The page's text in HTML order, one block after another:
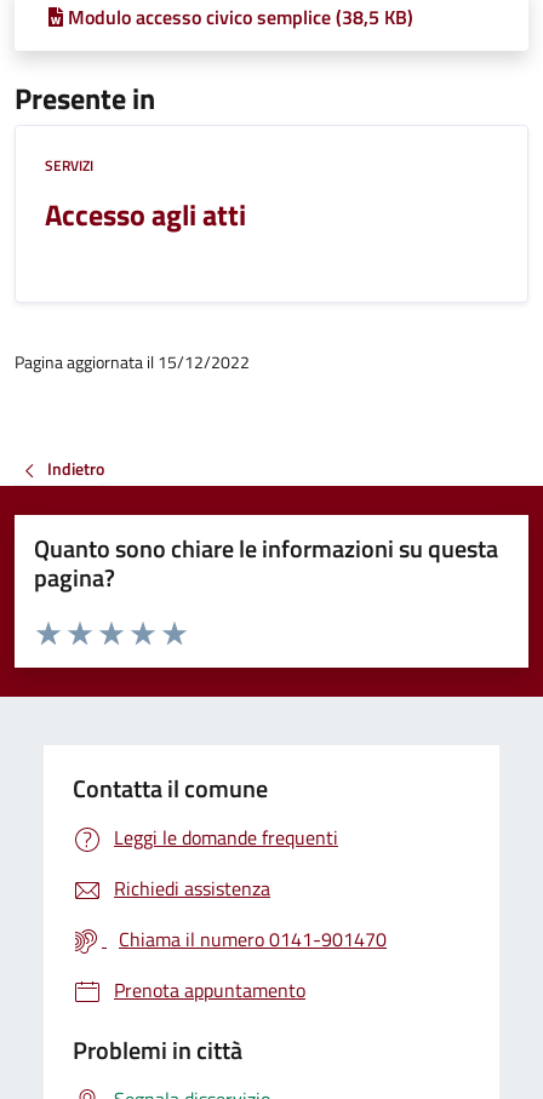
Modulo accesso civico semplice (38,5 KB)
Presente in
SERVIZI
Accesso agli atti
Pagina aggiornata il 15/12/2022
Indietro
Quanto sono chiare le informazioni su questa
pagina?
Valuta da 1 a 5 stelle la pagina
Valuta 5 stelle su 5
Valuta 4 stelle su 5
Valuta 3 stelle su 5
Valuta 2 stelle su 5
Valuta 1 stelle su 5
Contatta il comune
Leggi le domande frequenti
Richiedi assistenza
Chiama il numero 0141-901470
Prenota appuntamento
Problemi in città